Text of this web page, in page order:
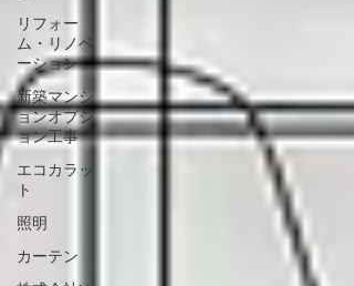
リフォー
ム・リノベ
ーション
新築マンシ
ョンオプシ
ョン工事
エコカラッ
ト
照明
カーテン